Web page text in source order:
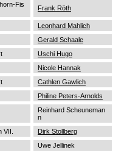
Fis
Frank Röth
Leonhard Mahlich
Gerald Schaale
Uschi Hugo
Nicole Hannak
Cathlen Gawlich
Philine Peters-Arnolds
Reinhard Scheuneman
n
VII.
Dirk Stollberg
Uwe Jellinek